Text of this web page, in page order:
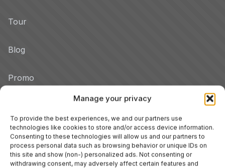
Manage your privacy
To provide the best experiences, we and our partners use
technologies like cookies to store and/or access device information.
Consenting to these technologies will allow us and our partners to
process personal data such as browsing behavior or unique IDs on
this site and show (non-) personalized ads. Not consenting or
withdrawing consent, may adversely affect certain features and
Tour
Blog
Promo
Veneto
Tuscany